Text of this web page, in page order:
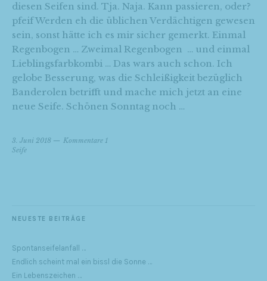
diesen Seifen sind. Tja. Naja. Kann passieren, oder?
pfeif Werden eh die üblichen Verdächtigen gewesen
sein, sonst hätte ich es mir sicher gemerkt. Einmal
Regenbogen … Zweimal Regenbogen … und einmal
Lieblingsfarbkombi … Das wars auch schon. Ich
gelobe Besserung, was die Schleißigkeit bezüglich
Banderolen betrifft und mache mich jetzt an eine
neue Seife. Schönen Sonntag noch …
3. Juni 2018
Kommentare 1
Seife
NEUESTE BEITRÄGE
Spontanseifelanfall …
Endlich scheint mal ein bissl die Sonne …
Ein Lebenszeichen …